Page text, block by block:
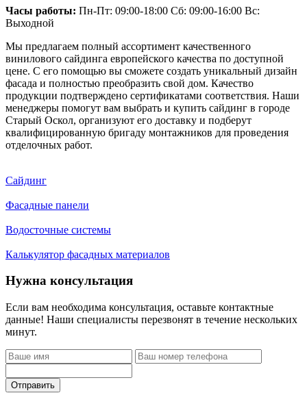
Часы работы: Пн-Пт: 09:00-18:00 Сб: 09:00-16:00 Вс:
Выходной
Мы предлагаем полный ассортимент качественного
винилового сайдинга европейского качества по доступной
цене. С его помощью вы сможете создать уникальный дизайн
фасада и полностью преобразить свой дом. Качество
продукции подтверждено сертификатами соответствия. Наши
менеджеры помогут вам выбрать и купить сайдинг в городе
Старый Оскол, организуют его доставку и подберут
квалифицированную бригаду монтажников для проведения
отделочных работ.
Сайдинг
Фасадные панели
Водосточные системы
Калькулятор фасадных материалов
Нужна консультация
Если вам необходима консультация, оставьте контактные
данные! Наши специалисты перезвонят в течение нескольких
минут.
Отправить